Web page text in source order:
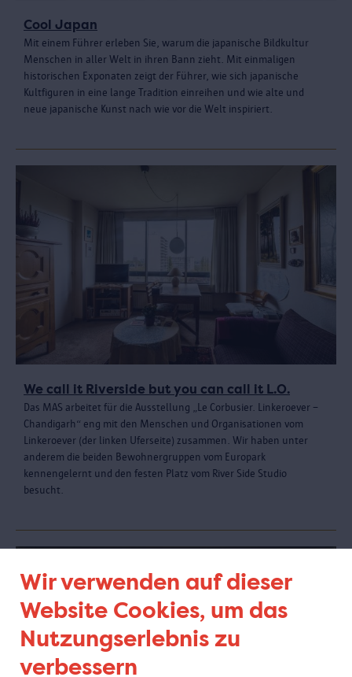
Wir verwenden auf dieser
Website Cookies, um das
Nutzungserlebnis zu
verbessern
Cool Japan
Mit einem Führer erleben Sie, warum die japanische Bildkultur
Menschen in aller Welt in ihren Bann zieht. Mit einmaligen
historischen Exponaten zeigt der Führer, wie sich japanische
Kultfiguren in eine lange Tradition einreihen und wie alte und
neue japanische Kunst nach wie vor die Welt inspiriert.
We call it Riverside but you can call it L.O.
Das MAS arbeitet für die Ausstellung „Le Corbusier. Linkeroever –
Chandigarh“ eng mit den Menschen und Organisationen vom
Linkeroever (der linken Uferseite) zusammen. Wir haben unter
anderem die beiden Bewohnergruppen vom Europark
kennengelernt und den festen Platz vom River Side Studio
besucht.